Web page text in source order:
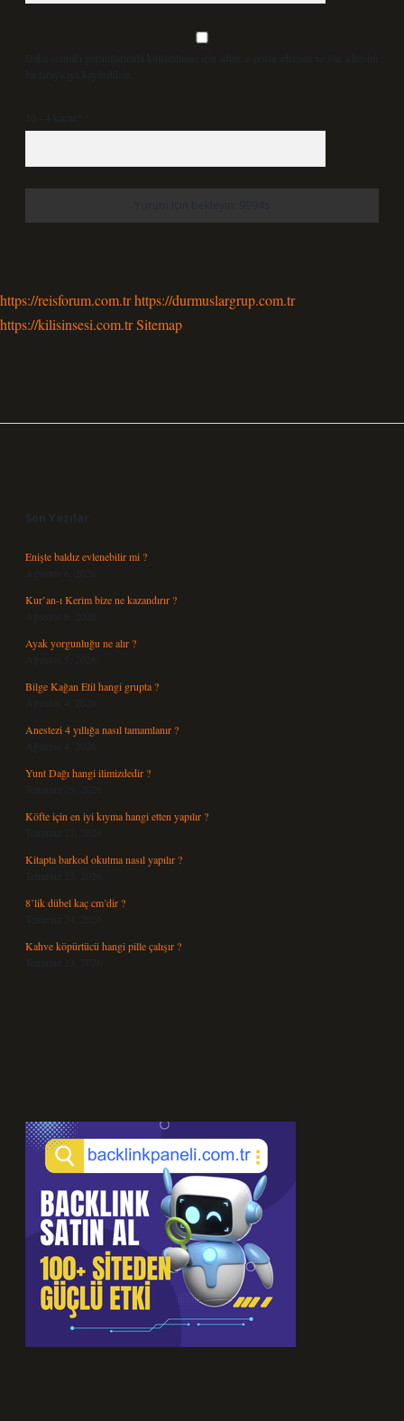
Daha sonraki yorumlarımda kullanılması için adım, e-posta adresim ve site adresim
bu tarayıcıya kaydedilsin.
10 - 4 kaçtır?
https://reisforum.com.trhttps://durmuslargrup.com.tr
https://kilisinsesi.com.trSitemap
Son Yazılar
Enişte baldız evlenebilir mi ?
Ağustos 6, 2026
Kur’an-ı Kerim bize ne kazandırır ?
Ağustos 6, 2026
Ayak yorgunluğu ne alır ?
Ağustos 5, 2026
Bilge Kağan Etil hangi grupta ?
Ağustos 4, 2026
Anestezi 4 yıllığa nasıl tamamlanır ?
Ağustos 4, 2026
Yunt Dağı hangi ilimizdedir ?
Temmuz 29, 2026
Köfte için en iyi kıyma hangi etten yapılır ?
Temmuz 27, 2026
Kitapta barkod okutma nasıl yapılır ?
Temmuz 25, 2026
8’lik dübel kaç cm’dir ?
Temmuz 24, 2026
Kahve köpürtücü hangi pille çalışır ?
Temmuz 23, 2026